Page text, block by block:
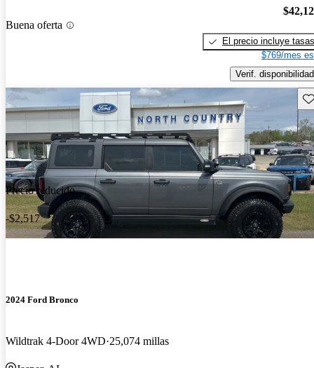
Buena oferta
El precio incluye tasas
$769/mes
Verif. disponibilidad
Precio reducido
-$2,517
2024 Ford Bronco
Wildtrak 4-Door 4WD 25,074 millas